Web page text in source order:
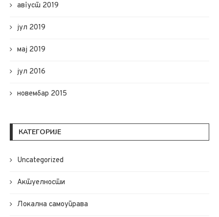
август 2019
јул 2019
мај 2019
јул 2016
новембар 2015
КАТЕГОРИЈЕ
Uncategorized
Актуелности
Локална самоуправа